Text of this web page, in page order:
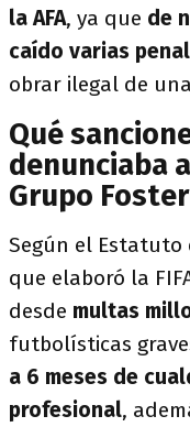
la AFA, ya que de
caído varias
obrar ilegal de
Qué
denunciaba
Grupo Foster
Según el Estatuto
que elaboró la
desde multas
futbolísticas
a 6 meses de
profesional,